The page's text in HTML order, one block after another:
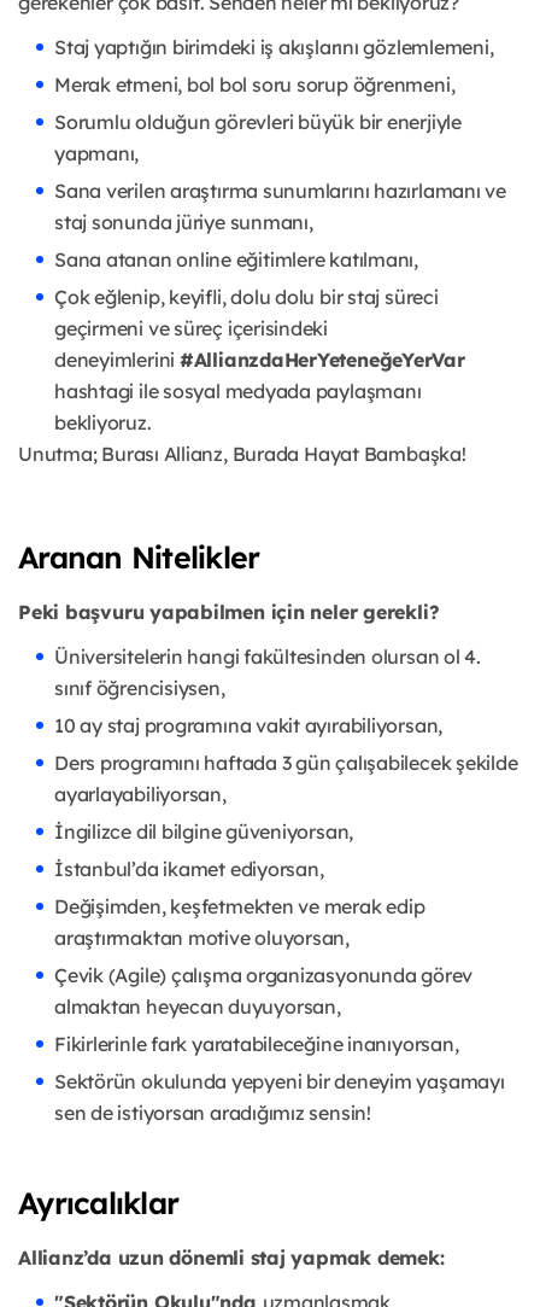
Staj yaptığın birimdeki iş akışlarını gözlemlemeni,
Merak etmeni, bol bol soru sorup öğrenmeni,
Sorumlu olduğun görevleri büyük bir enerjiyle
yapmanı,
Sana verilen araştırma sunumlarını hazırlamanı ve
staj sonunda jüriye sunmanı,
Sana atanan online eğitimlere katılmanı,
Çok eğlenip, keyifli, dolu dolu bir staj süreci
geçirmeni ve süreç içerisindeki
deneyimlerini #AllianzdaHerYeteneğeYerVar
hashtagi ile sosyal medyada paylaşmanı
bekliyoruz.
Unutma; Burası Allianz, Burada Hayat Bambaşka!
Aranan Nitelikler
Peki başvuru yapabilmen için neler gerekli?
Üniversitelerin hangi fakültesinden olursan ol 4.
sınıf öğrencisiysen,
10 ay staj programına vakit ayırabiliyorsan,
Ders programını haftada 3 gün çalışabilecek şekilde
ayarlayabiliyorsan,
İngilizce dil bilgine güveniyorsan,
İstanbul’da ikamet ediyorsan,
Değişimden, keşfetmekten ve merak edip
araştırmaktan motive oluyorsan,
Çevik (Agile) çalışma organizasyonunda görev
almaktan heyecan duyuyorsan,
Fikirlerinle fark yaratabileceğine inanıyorsan,
Sektörün okulunda yepyeni bir deneyim yaşamayı
sen de istiyorsan aradığımız sensin!
Ayrıcalıklar
Allianz’da uzun dönemli staj yapmak demek:
"Sektörün Okulu"nda uzmanlaşmak,